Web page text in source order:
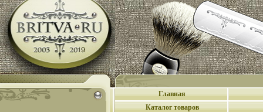
Главная
Каталог товаров